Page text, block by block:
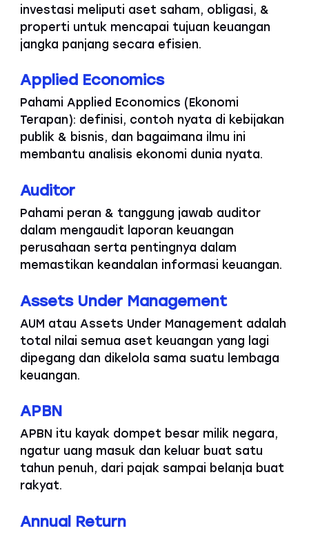
investasi meliputi aset saham, obligasi, &
properti untuk mencapai tujuan keuangan
jangka panjang secara efisien.
Applied Economics
Pahami Applied Economics (Ekonomi
Terapan): definisi, contoh nyata di kebijakan
publik & bisnis, dan bagaimana ilmu ini
membantu analisis ekonomi dunia nyata.
Auditor
Pahami peran & tanggung jawab auditor
dalam mengaudit laporan keuangan
perusahaan serta pentingnya dalam
memastikan keandalan informasi keuangan.
Assets Under Management
AUM atau Assets Under Management adalah
total nilai semua aset keuangan yang lagi
dipegang dan dikelola sama suatu lembaga
keuangan.
APBN
APBN itu kayak dompet besar milik negara,
ngatur uang masuk dan keluar buat satu
tahun penuh, dari pajak sampai belanja buat
rakyat.
Annual Return